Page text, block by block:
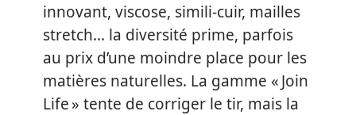
innovant, viscose, simili-cuir, mailles
stretch… la diversité prime, parfois
au prix d’une moindre place pour les
matières naturelles. La gamme « Join
Life » tente de corriger le tir, mais la